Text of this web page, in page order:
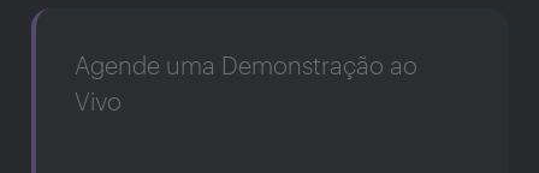
Agende uma Demonstração ao
Vivo